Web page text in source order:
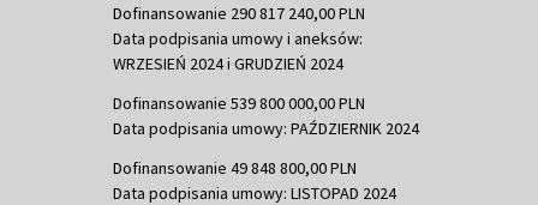
Dofinansowanie 290 817 240,00 PLN
Data podpisania umowy i aneksów:
WRZESIEŃ 2024 i GRUDZIEŃ 2024
Dofinansowanie 539 800 000,00 PLN
Data podpisania umowy: PAŹDZIERNIK 2024
Dofinansowanie 49 848 800,00 PLN
Data podpisania umowy: LISTOPAD 2024